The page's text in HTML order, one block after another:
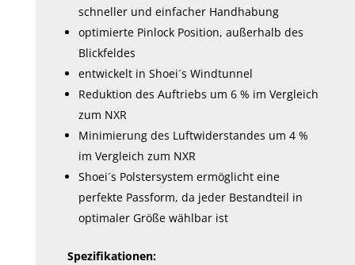
schneller und einfacher Handhabung
optimierte Pinlock Position, außerhalb des
Blickfeldes
entwickelt in Shoei´s Windtunnel
Reduktion des Auftriebs um 6 % im Vergleich
zum NXR
Minimierung des Luftwiderstandes um 4 %
im Vergleich zum NXR
Shoei´s Polstersystem ermöglicht eine
perfekte Passform, da jeder Bestandteil in
optimaler Größe wählbar ist
Spezifikationen: